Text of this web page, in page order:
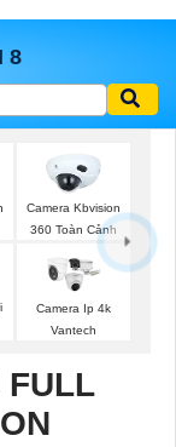
8
Camera Kbvision
360 Toàn Cảnh
Camera Ip 4k
Vantech
FULL